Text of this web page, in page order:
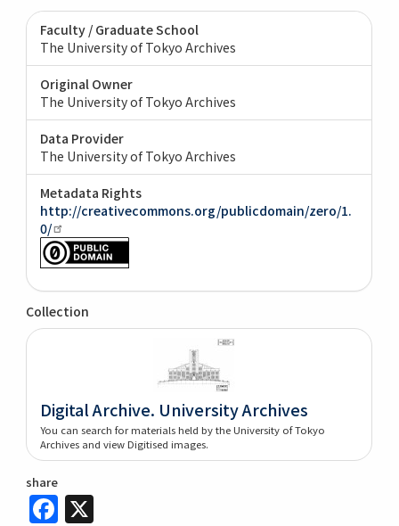
Faculty / Graduate School
The University of Tokyo Archives
Original Owner
The University of Tokyo Archives
Data Provider
The University of Tokyo Archives
Metadata Rights
http://creativecommons.org/publicdomain/zero/1.
0/
Collection
Digital Archive. University Archives
You can search for materials held by the University of Tokyo
Archives and view Digitised images.
share
Facebook